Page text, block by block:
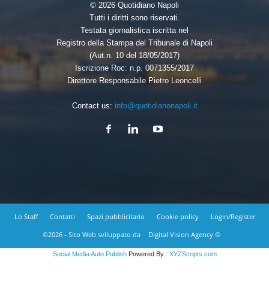
© 2026 Quotidiano Napoli
Tutti i diritti sono riservati.
Testata giornalistica iscritta nel
Registro della Stampa del Tribunale di Napoli
(Aut.n. 10 del 18/05/2017)
Iscrizione Roc: n.p. 0071355/2017
Direttore Responsabile Pietro Leoncelli
Contact us: info@quotidianonapoli.it
Lo Staff Contatti Spazi pubblicitario Cookie policy
Login/Register
©2026 - Sito Web sviluppato da
Digital Vision Agency ©
Social Media Auto PublishPowered By : XYZScripts.com